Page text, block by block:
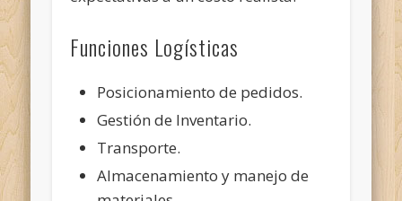
Funciones Logísticas
Posicionamiento de pedidos.
Gestión de Inventario.
Transporte.
Almacenamiento y manejo de